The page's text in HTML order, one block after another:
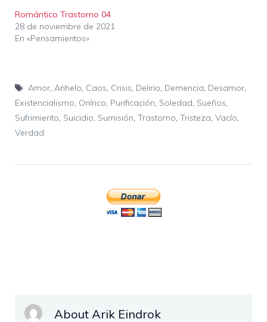
Romántico Trastorno 04
28 de noviembre de 2021
En «Pensamientos»
Etiquetas
Amor, Anhelo, Caos, Crisis, Delirio, Demencia, Desamor,
Existencialismo, Onírico, Purificación, Soledad, Sueños,
Sufrimiento, Suicidio, Sumisión, Trastorno, Tristeza, Vacío,
Verdad
About Arik Eindrok